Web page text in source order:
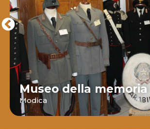
Museo della memoria
Modica